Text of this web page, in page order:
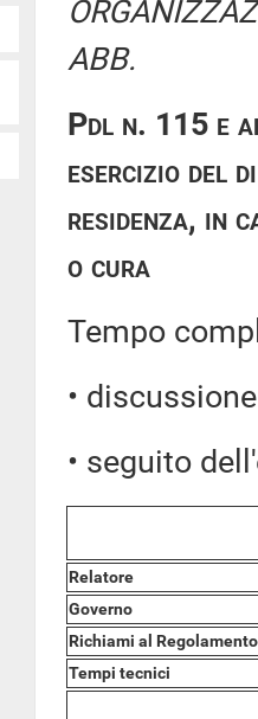
ABB.
Pdl n. 115 e
esercizio del
residenza, in
o cura
Tempo
•
• seguito
Relatore
Governo
Richiami al Regolamento
Tempi tecnici